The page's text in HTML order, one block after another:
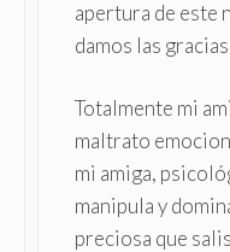
apertura de este
damos las
Totalmente mi
maltrato
mi amiga,
manipula y
preciosa que